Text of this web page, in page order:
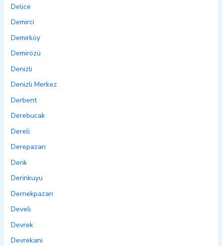
Delice
Demirci
Demirköy
Demirözü
Denizli
Denizli Merkez
Derbent
Derebucak
Dereli
Derepazarı
Derik
Derinkuyu
Dernekpazarı
Develi
Devrek
Devrekani